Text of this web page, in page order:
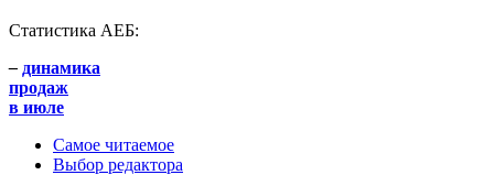
Статистика АЕБ:
– динамика
продаж
в июле
Самое читаемое
Выбор редактора